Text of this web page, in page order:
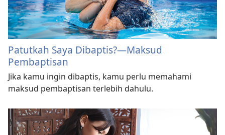
Patutkah Saya Dibaptis?—Maksud
Pembaptisan
Jika kamu ingin dibaptis, kamu perlu memahami
maksud pembaptisan terlebih dahulu.